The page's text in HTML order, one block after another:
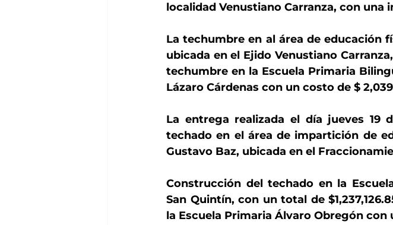
localidad Venustiano Carranza, con una
La techumbre en al área de educación
ubicada en el Ejido Venustiano
techumbre en la Escuela Primaria
Lázaro Cárdenas con un costo de $
La entrega realizada el día jueves 19
techado en el área de impartición de
Gustavo Baz, ubicada en el
Construcción del techado en la
San Quintín, con un total de
la Escuela Primaria Álvaro Obregón con